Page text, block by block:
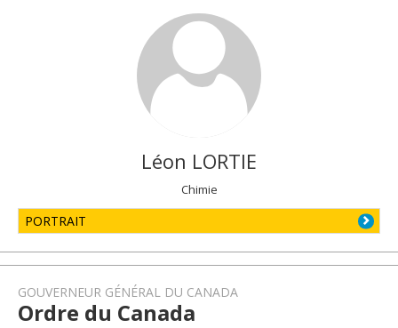
Léon LORTIE
Chimie
PORTRAIT
GOUVERNEUR GÉNÉRAL DU CANADA
Ordre du Canada